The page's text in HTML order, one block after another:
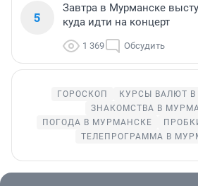
5
Завтра в Мурманске
куда идти на концерт
1 369 Обсудить
ГОРОСКОП
КУРСЫ ВАЛЮТ
ЗНАКОМСТВА В
ПОГОДА В МУРМАНСКЕ
ТЕЛЕПРОГРАММА В